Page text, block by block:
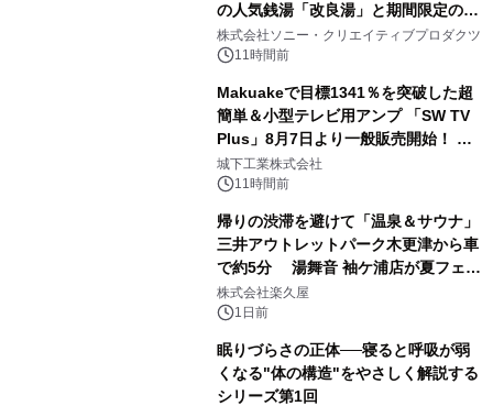
の人気銭湯「改良湯」と期間限定のコ
ラボレーション サウナイキタイコラ
ボグッズも発売決定！
株式会社ソニー・クリエイティブプロダクツ
11時間前
Makuakeで目標1341％を突破した超
簡単＆小型テレビ用アンプ 「SW TV
Plus」8月7日より一般販売開始！ ケ
ーブル1本つなぐだけ、テレビの音が
ぐっと豊かに
城下工業株式会社
11時間前
帰りの渋滞を避けて「温泉＆サウナ」
三井アウトレットパーク木更津から車
で約5分 湯舞音 袖ケ浦店が夏フェア
メニューを提供
株式会社楽久屋
1日前
眠りづらさの正体──寝ると呼吸が弱
くなる"体の構造"をやさしく解説する
シリーズ第1回